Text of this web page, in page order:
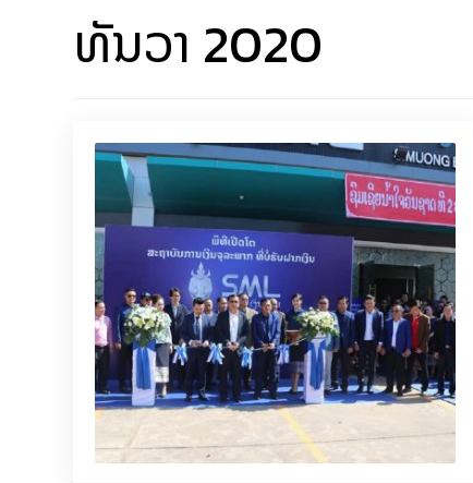
ທັນວາ 2020